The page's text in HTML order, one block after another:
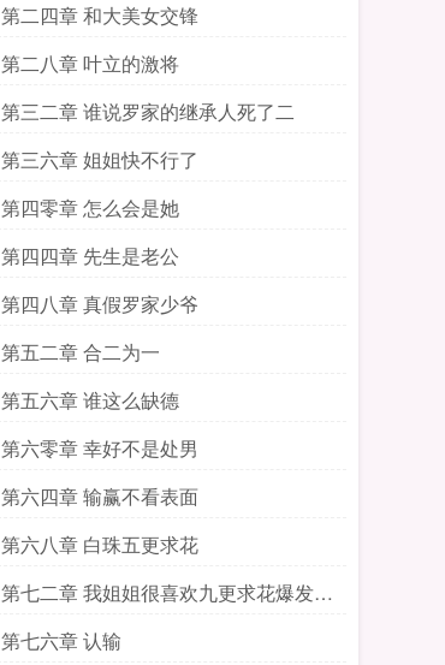
第二四章 和大美女交锋
第二八章 叶立的激将
第三二章 谁说罗家的继承人死了二
第三六章 姐姐快不行了
第四零章 怎么会是她
第四四章 先生是老公
第四八章 真假罗家少爷
第五二章 合二为一
第五六章 谁这么缺德
第六零章 幸好不是处男
第六四章 输赢不看表面
第六八章 白珠五更求花
第七二章 我姐姐很喜欢九更求花爆发继
续
第七六章 认输